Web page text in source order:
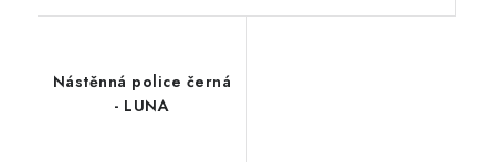
Nástěnná police černá
- LUNA